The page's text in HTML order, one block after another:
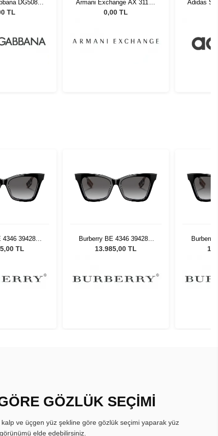
DG5087
53
TL
Armani Exchange AX 3111U
8158 54
0,00 TL
Adidas
39428G
Gözlüğü
TL
Burberry BE 4346 39428G
53 Kadın Güneş Gözlüğü
13.985,00 TL
Burberry
53
GÖZLÜK SEÇİMİ
ve üçgen yüz şekline göre gözlük seçimi yaparak yüz
elde edebilirsiniz.